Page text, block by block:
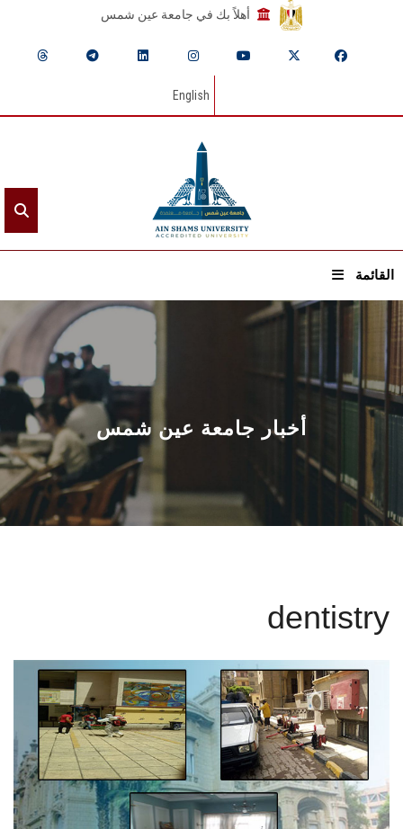
أهلاً بك في جامعة عين شمس
English
القائمة
الرئيسيـة
عن الجامعة
القطاعـات
الشئون الأكاديمية
البحث العلمي
الأنظمة الذكية
الإعلام
تواصل معنا
الطلاب
أخبار جامعة عين شمس
dentistry